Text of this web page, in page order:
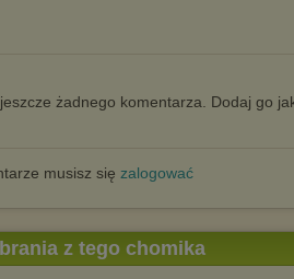
żadnego komentarza. Dodaj go
musisz się zalogować
z tego chomika